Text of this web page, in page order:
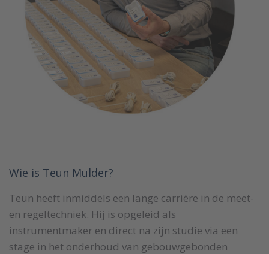
Wie is Teun Mulder?
Teun heeft inmiddels een lange carrière in de meet-
en regeltechniek. Hij is opgeleid als
instrumentmaker en direct na zijn studie via een
stage in het onderhoud van gebouwgebonden